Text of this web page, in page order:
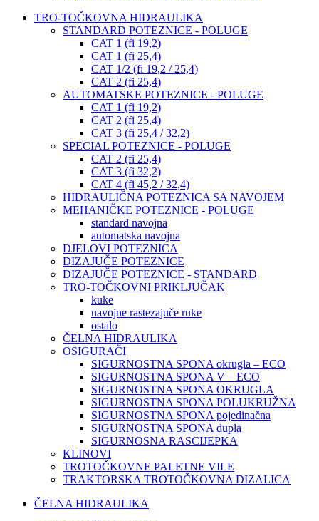
TRO-TOČKOVNA HIDRAULIKA
STANDARD POTEZNICE - POLUGE
CAT 1 (fi 19,2)
CAT 1 (fi 25,4)
CAT 1/2 (fi 19,2 / 25,4)
CAT 2 (fi 25,4)
AUTOMATSKE POTEZNICE - POLUGE
CAT 1 (fi 19,2)
CAT 2 (fi 25,4)
CAT 3 (fi 25,4 / 32,2)
SPECIAL POTEZNICE - POLUGE
CAT 2 (fi 25,4)
CAT 3 (fi 32,2)
CAT 4 (fi 45,2 / 32,4)
HIDRAULIČNA POTEZNICA SA NAVOJEM
MEHANIČKE POTEZNICE - POLUGE
standard navojna
automatska navojna
DJELOVI POTEZNICA
DIZAJUČE POTEZNICE
DIZAJUČE POTEZNICE - STANDARD
TRO-TOČKOVNI PRIKLJUČAK
kuke
navojne rastezajuče ruke
ostalo
ČELNA HIDRAULIKA
OSIGURAČI
SIGURNOSTNA SPONA okrugla – ECO
SIGURNOSTNA SPONA V – ECO
SIGURNOSTNA SPONA OKRUGLA
SIGURNOSTNA SPONA POLUKRUŽNA
SIGURNOSTNA SPONA pojedinačna
SIGURNOSTNA SPONA dupla
SIGURNOSNA RASCIJEPKA
KLINOVI
TROTOČKOVNE PALETNE VILE
TRAKTORSKA TROTOČKOVNA DIZALICA
ČELNA HIDRAULIKA